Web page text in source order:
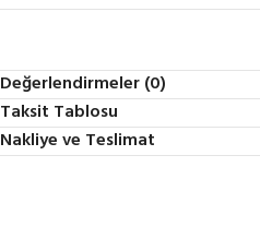
Değerlendirmeler (0)
Taksit Tablosu
Nakliye ve Teslimat